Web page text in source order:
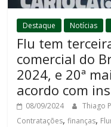
Destaque Notícias
Flu tem
comercial do
2024, e 20ª
acordo com
08/09/2024 Thiago
Contratações,finanças,